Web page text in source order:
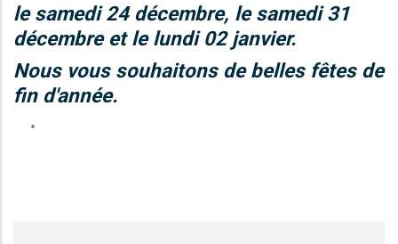
le samedi 24 décembre, le samedi 31
décembre et le lundi 02 janvier.
Nous vous souhaitons de belles fêtes de
fin d'année.